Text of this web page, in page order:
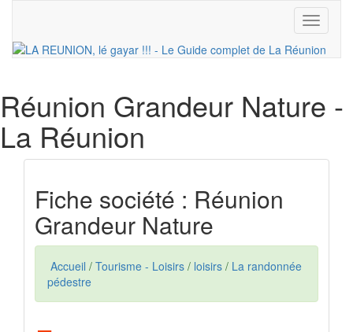
Toggle
Réunion Grandeur Nature -
La Réunion
Fiche société : Réunion
Grandeur Nature
Accueil / Tourisme - Loisirs / loisirs / La randonnée
pédestre